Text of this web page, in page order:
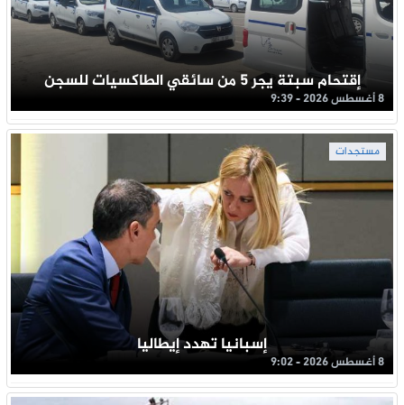
إقتحام سبتة يجر 5 من سائقي الطاكسيات للسجن
8 أغسطس 2026 - 9:39
مستجدات
إسبانيا تهدد إيطاليا
8 أغسطس 2026 - 9:02